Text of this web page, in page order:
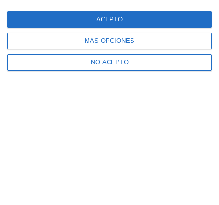
MÁS OPCIONES
NO ACEPTO
ACEPTO
Y como regalo de agradecimiento, por registrarte te daremos
gratis una copia de nuestro ebook con 100 consejos para tu
primer año de universidad